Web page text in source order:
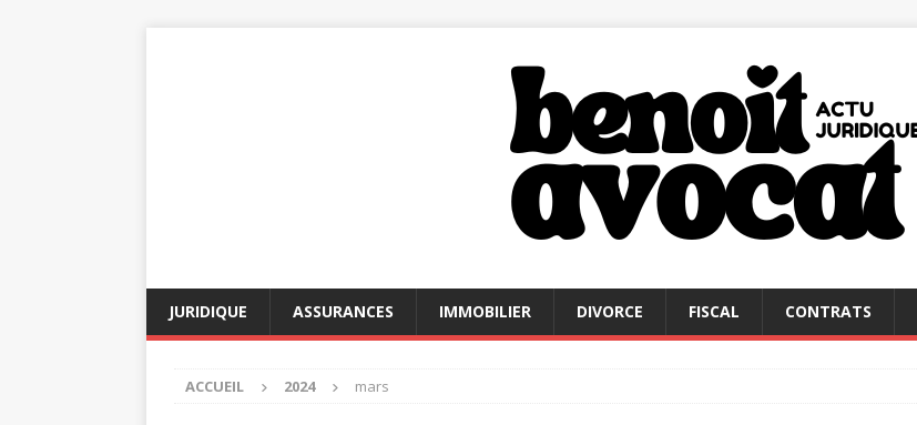
JURIDIQUE ASSURANCES IMMOBILIER DIVORCE FISCAL CONTRATS
ACCUEIL 2024 mars